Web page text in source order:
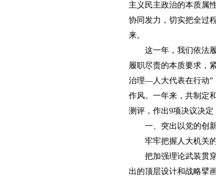
主义民主政治的本质属
协同发力，切实把全过
来。
这一年，我们依法
履职尽责的本质要求，
治理—人大代表在行动”
作风。一年来，共制定
测评，作出9项决议决定
一、 突出以党的创
牢牢把握人大机关
把加强理论武装贯
出的顶层设计和战略擘